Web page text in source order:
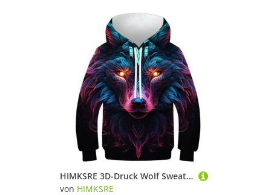
HIMKSRE 3D-Druck Wolf Sweatshirt Jungen Mädchen Tasche Pullover Hoodie for 11-13 Jahre(Style-1,110)
von HIMKSRE